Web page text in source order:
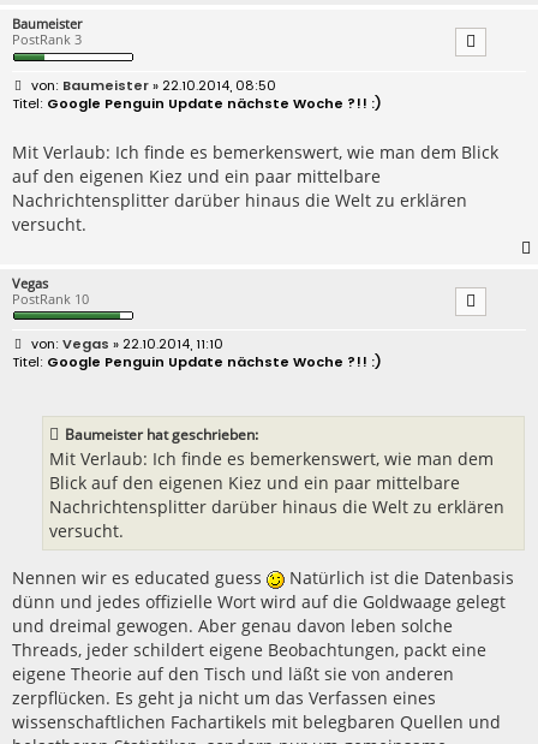
Baumeister
PostRank 3
B
e
r
a
g
Baumeister» 22.10.2014, 08:50
Google Penguin Update nächste Woche ?!! :)
Mit Verlaub: Ich finde es bemerkenswert, wie man dem Blick
auf den eigenen Kiez und ein paar mittelbare
Nachrichtensplitter darüber hinaus die Welt zu erklären
versucht.
Vegas
PostRank 10
B
e
Vegas » 22.10.2014, 11:10
Google Penguin Update nächste Woche ?!! :)
Baumeister hat geschrieben:
Mit Verlaub: Ich finde es bemerkenswert, wie man dem
Blick auf den eigenen Kiez und ein paar mittelbare
Nachrichtensplitter darüber hinaus die Welt zu erklären
versucht.
Nennen wir es educated guess
Natürlich ist die Datenbasis
dünn und jedes offizielle Wort wird auf die Goldwaage gelegt
und dreimal gewogen. Aber genau davon leben solche
Threads, jeder schildert eigene Beobachtungen, packt eine
eigene Theorie auf den Tisch und läßt sie von anderen
zerpflücken. Es geht ja nicht um das Verfassen eines
wissenschaftlichen Fachartikels mit belegbaren Quellen und